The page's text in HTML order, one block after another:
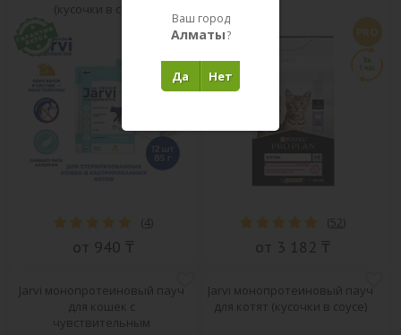
(кусочки в соусе)
(4)
от 940 ₸
(52)
от 3 182 ₸
Jarvi монопротеиновый пауч
для кошек с
чувствительным
Jarvi монопротеиновый пауч
для котят (кусочки в соусе)
Ваш город
Алматы?
Нет
Да